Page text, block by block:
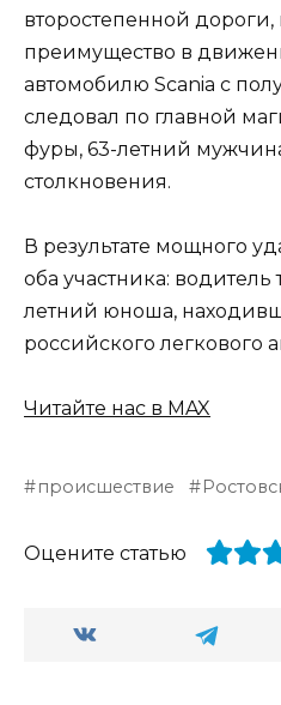
второстепенной дороги,
преимущество в
автомобилю Scania с
следовал по главной
фуры, 63-летний
столкновения.
В результате мощного
оба участника: водитель
летний юноша,
российского легкового
Читайте нас в MAX
происшествие
Оцените статью